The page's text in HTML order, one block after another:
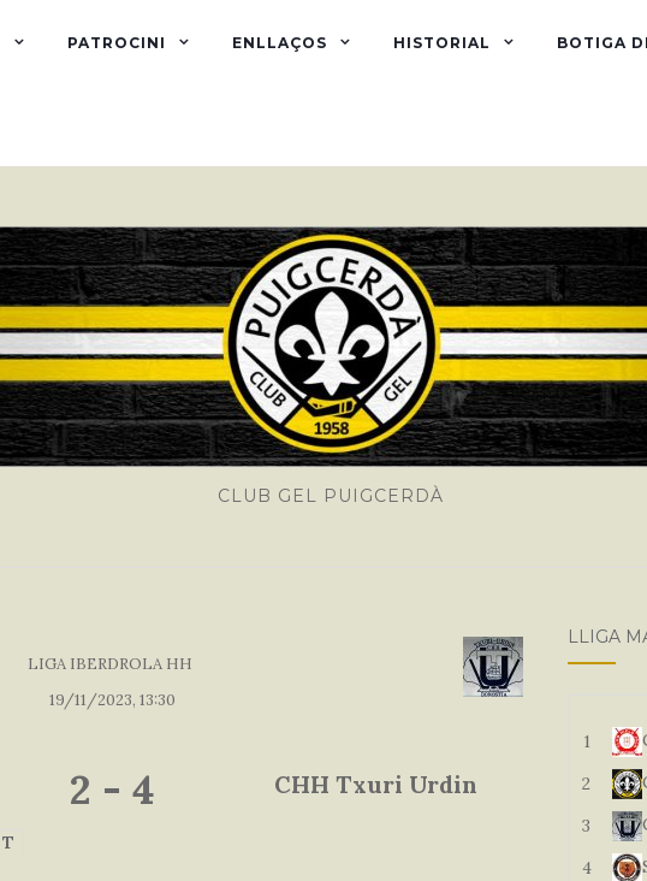
PATROCINI ENLLAÇOS HISTORIAL BOTIGA
CLUB GEL PUIGCERDÀ
LIGA IBERDROLA HH
19/11/2023, 13:30
2 - 4 CHH Txuri Urdin
T
LLIGA
1
2
3
4